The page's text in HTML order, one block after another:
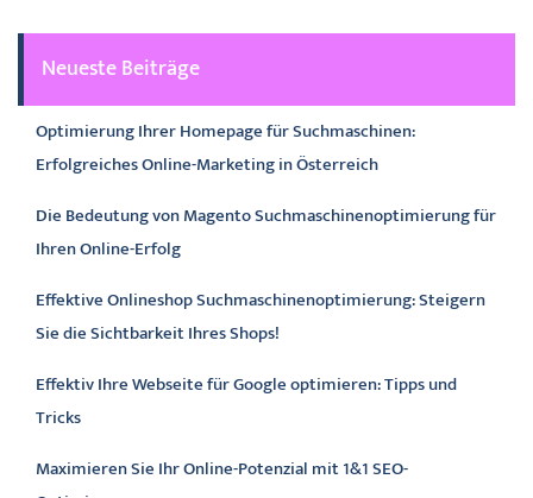
Neueste Beiträge
Optimierung Ihrer Homepage für Suchmaschinen:
Erfolgreiches Online-Marketing in Österreich
Die Bedeutung von Magento Suchmaschinenoptimierung für
Ihren Online-Erfolg
Effektive Onlineshop Suchmaschinenoptimierung: Steigern
Sie die Sichtbarkeit Ihres Shops!
Effektiv Ihre Webseite für Google optimieren: Tipps und
Tricks
Maximieren Sie Ihr Online-Potenzial mit 1&1 SEO-